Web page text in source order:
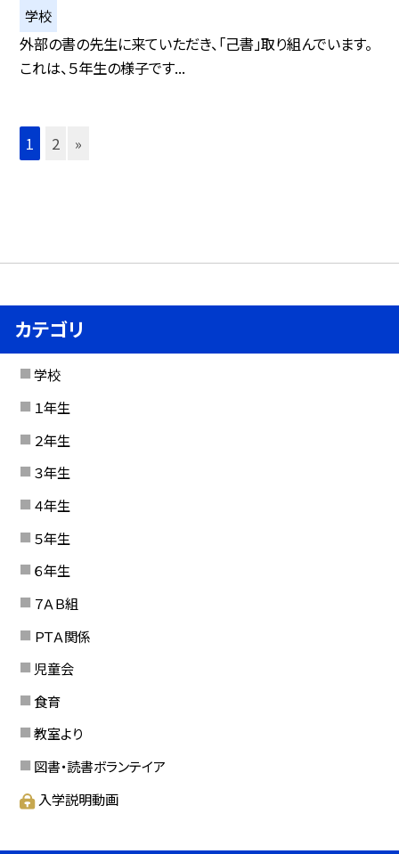
学校
外部の書の先生に来ていただき、「己書」取り組んでいます。
これは、５年生の様子です...
1 2 »
カテゴリ
学校
１年生
２年生
３年生
４年生
５年生
６年生
７ＡＢ組
ＰＴＡ関係
児童会
食育
教室より
図書・読書ボランテイア
入学説明動画